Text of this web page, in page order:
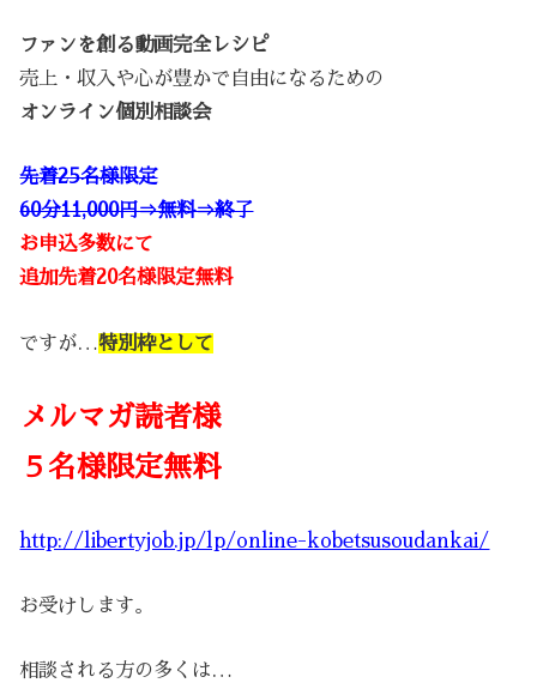
ファンを創る動画完全レシピ
売上・収入や心が豊かで自由になるための
オンライン個別相談会
先着25名様限定
60分11,000円⇒無料⇒終了
お申込多数にて
追加先着20名様限定無料
ですが…特別枠として
メルマガ読者様
５名様限定無料
http://libertyjob.jp/lp/online-kobetsusoudankai/
お受けします。
相談される方の多くは…